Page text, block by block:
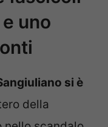
uno
si è
della